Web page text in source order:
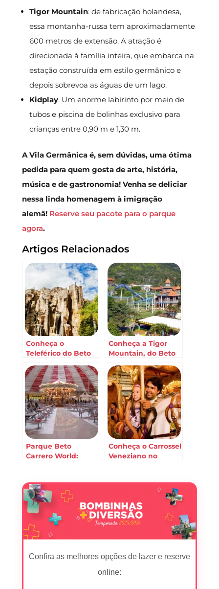
Tigor Mountain: de fabricação holandesa,
essa montanha-russa tem aproximadamente
600 metros de extensão. A atração é
direcionada à família inteira, que embarca na
estação construída em estilo germânico e
depois sobrevoa as águas de um lago.
Kidplay: Um enorme labirinto por meio de
tubos e piscina de bolinhas exclusivo para
crianças entre 0,90 m e 1,30 m.
A Vila Germânica é, sem dúvidas, uma ótima
pedida para quem gosta de arte, história,
música e de gastronomia! Venha se deliciar
nessa linda homenagem à imigração
alemã! Reserve seu pacote para o parque
agora.
Artigos Relacionados
Conheça o
Teleférico do Beto
Conheça a Tigor
Mountain, do Beto
Parque Beto
Carrero World:
alimentação
Conheça o Carrossel
Veneziano no
Confira as melhores opções de lazer e reserve
online: